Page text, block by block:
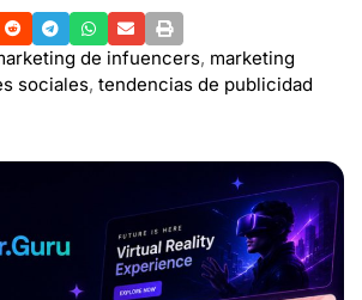
de infuencers, marketing
sociales, tendencias de publicidad